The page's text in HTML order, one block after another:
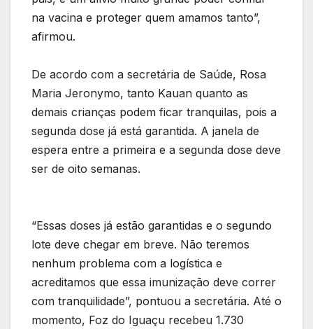
na vacina e proteger quem amamos tanto”,
afirmou.
De acordo com a secretária de Saúde, Rosa
Maria Jeronymo, tanto Kauan quanto as
demais crianças podem ficar tranquilas, pois a
segunda dose já está garantida. A janela de
espera entre a primeira e a segunda dose deve
ser de oito semanas.
“Essas doses já estão garantidas e o segundo
lote deve chegar em breve. Não teremos
nenhum problema com a logística e
acreditamos que essa imunização deve correr
com tranquilidade”, pontuou a secretária. Até o
momento, Foz do Iguaçu recebeu 1.730